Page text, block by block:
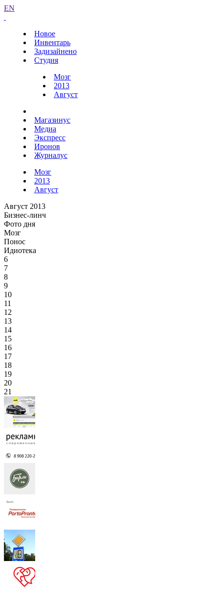
EN
Новое
Инвентарь
Задизайнено
Студия
Мозг
2013
Август
Магазинус
Медиа
Экспресс
Иронов
Журналус
Мозг
2013
Август
Август 2013
Бизнес-линч
Фото дня
Мозг
Понос
Идиотека
6
7
8
9
10
11
12
13
14
15
16
17
18
19
20
21